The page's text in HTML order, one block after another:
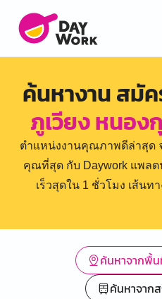
ค้นหางาน สมั
ภูเวียง หนอง
ตำแหน่งงานคุณภาพดีล่าสุด
คุณที่สุด กับ Daywork แพล
เร็วสุดใน 1 ชั่วโมง เส้น
ค้นหาจากพื้น
ค้นหาจาก